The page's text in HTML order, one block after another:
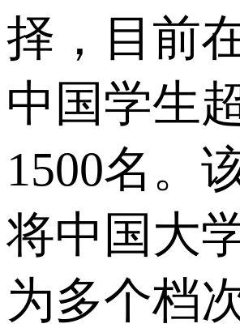
择，目前
中国学生
1500名。
将中国大
为多个档